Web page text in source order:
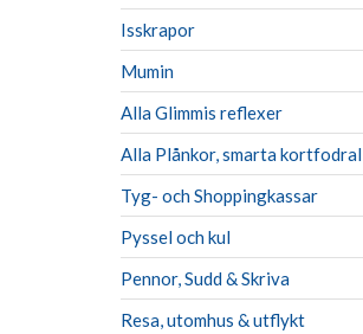
Isskrapor
Mumin
Alla Glimmis reflexer
Alla Plånkor, smarta kortfodral
Tyg- och Shoppingkassar
Pyssel och kul
Pennor, Sudd & Skriva
Resa, utomhus & utflykt